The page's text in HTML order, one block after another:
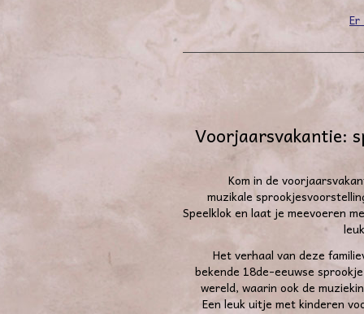
Voorjaarsvakantie:
Kom in de
muzikale
Speelklok en laat je meevoeren
Het verhaal van deze
bekende 18de-eeuwse
wereld, waarin ook de
Een leukuitje met kinderen